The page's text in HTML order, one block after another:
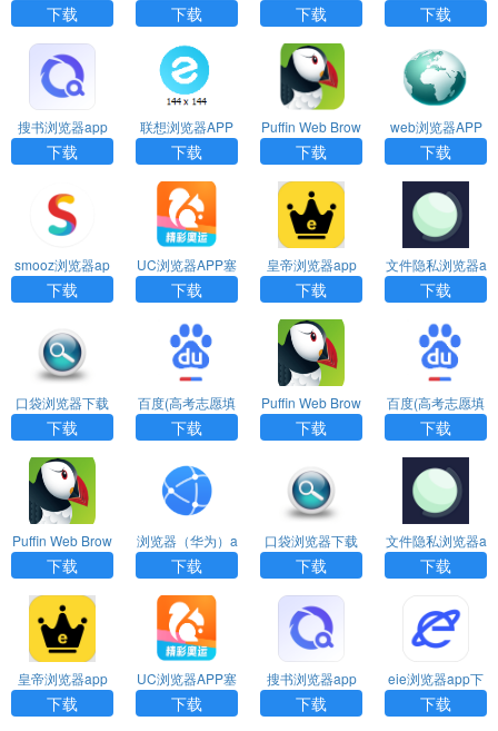
pp
下载
版本APP
下载 下载
载
下载
搜书浏览器app
官方下载安装
下载
联想浏览器APP
下载
Puffin Web Brow
ser(puffin浏览器)
APP
下载
web浏览器APP
下载
smooz浏览器ap
p下载
下载
UC浏览器APP塞
班版
下载
皇帝浏览器app
下载
下载
文件隐私浏览器a
pp下载
下载
口袋浏览器下载
安装
下载
百度(高考志愿填
报)APP官方版
下载
Puffin Web Brow
ser(海鹦浏览器)
APP
下载
百度(高考志愿填
报)APP官方版
下载
Puffin Web Brow
ser(海鹦浏览器)
APP
下载
浏览器（华为）a
pp
下载
口袋浏览器下载
安装
下载
文件隐私浏览器a
pp下载
下载
皇帝浏览器app
下载
下载
UC浏览器APP塞
班版
下载
搜书浏览器app
官方下载安装
下载
eie浏览器app下
载
下载